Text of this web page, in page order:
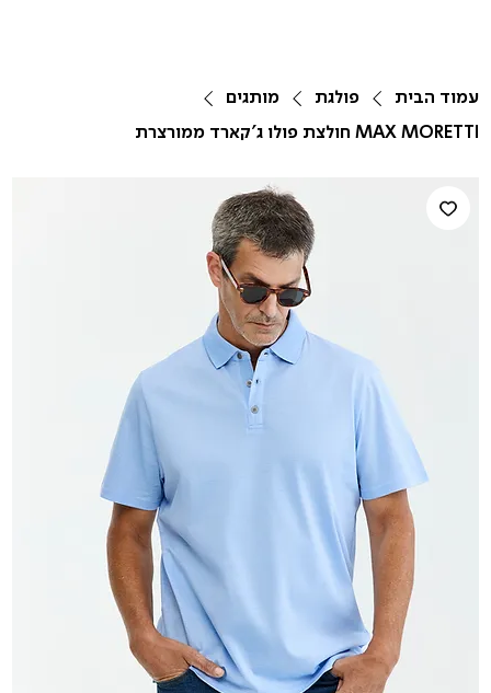
עמוד הבית פולגת
מותגים
MAX MORETTI חולצת פולו ג'קארד ממורצרת